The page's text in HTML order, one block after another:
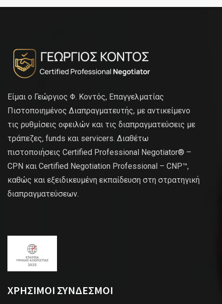
Είμαι ο Γεώργιος Φ. Κοντός, Επαγγελματίας
Πιστοποιημένος Διαπραγματευτής, με αντικείμενο
τις ρυθμίσεις οφειλών και τις διαπραγματεύσεις με
τράπεζες, funds και servicers. Διαθέτω
πιστοποιήσεις Certified Professional Negotiator® –
CPN και Certified Negotiation Professional – CNP™,
καθώς και εξειδικευμένη εκπαίδευση στη στρατηγική
διαπραγματεύσεων.
ΧΡΗΣΙΜΟΙ ΣΥΝΔΕΣΜΟΙ